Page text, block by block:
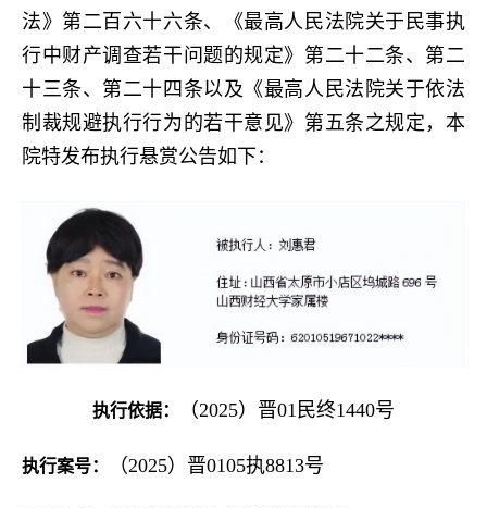
法》第二百六十六条、《最高人民法院关于民事执
行中财产调查若干问题的规定》第二十二条、第二
十三条、第二十四条以及《最高人民法院关于依法
制裁规避执行行为的若干意见》第五条之规定，本
院特发布执行悬赏公告如下：
执行依据： （2025）晋01民终1440号
执行案号： （2025）晋0105执8813号